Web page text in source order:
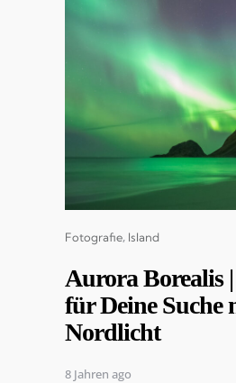
Categories
Fotografie Island
Aurora Borealis
für Deine Suche
Nordlicht
8 Jahren ago